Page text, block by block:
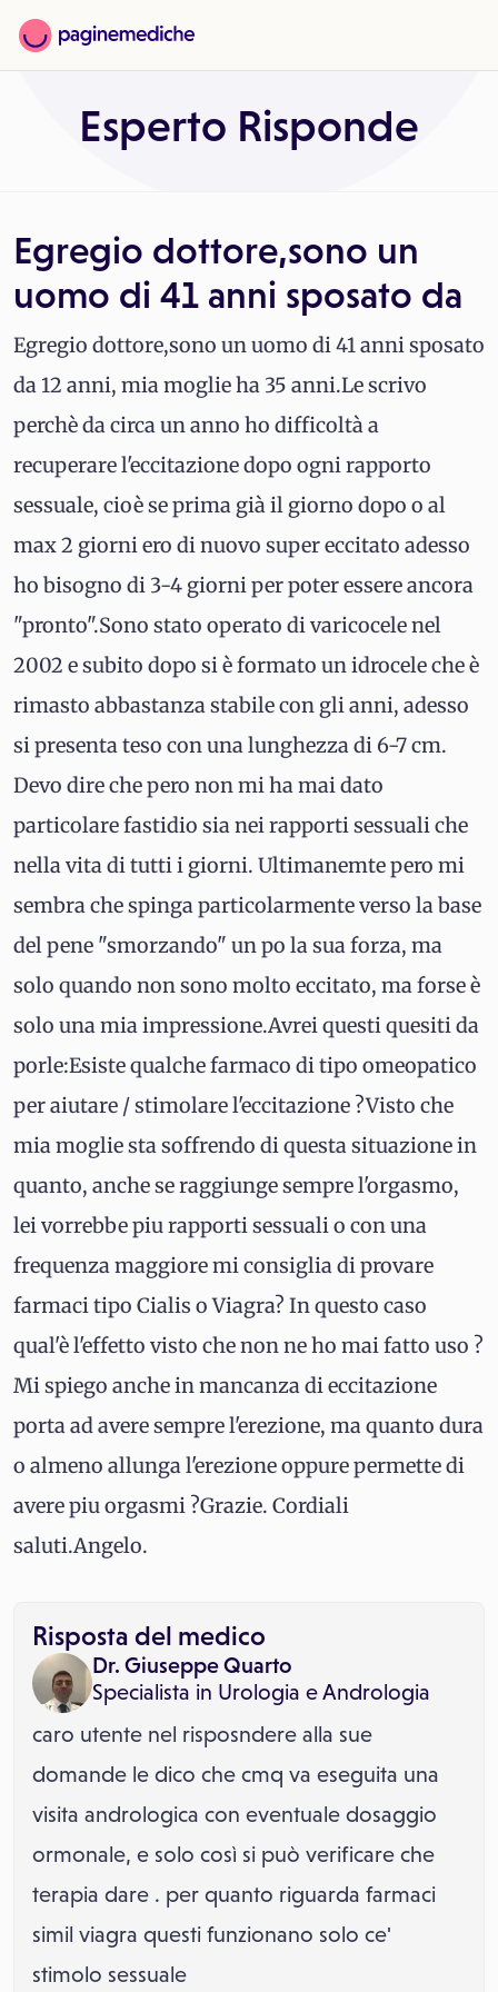
Esperto Risponde
Egregio dottore,sono un
uomo di 41 anni sposato da
Egregio dottore,sono un uomo di 41 anni sposato
da 12 anni, mia moglie ha 35 anni.Le scrivo
perchè da circa un anno ho difficoltà a
recuperare l'eccitazione dopo ogni rapporto
sessuale, cioè se prima già il giorno dopo o al
max 2 giorni ero di nuovo super eccitato adesso
ho bisogno di 3-4 giorni per poter essere ancora
"pronto".Sono stato operato di varicocele nel
2002 e subito dopo si è formato un idrocele che è
rimasto abbastanza stabile con gli anni, adesso
si presenta teso con una lunghezza di 6-7 cm.
Devo dire che pero non mi ha mai dato
particolare fastidio sia nei rapporti sessuali che
nella vita di tutti i giorni. Ultimanemte pero mi
sembra che spinga particolarmente verso la base
del pene "smorzando" un po la sua forza, ma
solo quando non sono molto eccitato, ma forse è
solo una mia impressione.Avrei questi quesiti da
porle:Esiste qualche farmaco di tipo omeopatico
per aiutare / stimolare l'eccitazione ?Visto che
mia moglie sta soffrendo di questa situazione in
quanto, anche se raggiunge sempre l'orgasmo,
lei vorrebbe piu rapporti sessuali o con una
frequenza maggiore mi consiglia di provare
farmaci tipo Cialis o Viagra? In questo caso
qual'è l'effetto visto che non ne ho mai fatto uso ?
Mi spiego anche in mancanza di eccitazione
porta ad avere sempre l'erezione, ma quanto dura
o almeno allunga l'erezione oppure permette di
avere piu orgasmi ?Grazie. Cordiali
saluti.Angelo.
Risposta del medico
Dr. Giuseppe Quarto
Specialista in Urologia eAndrologia
caro utente nel risposndere alla sue
domande le dico che cmq va eseguita una
visita andrologica con eventuale dosaggio
ormonale, e solo così si può verificare che
terapia dare . per quanto riguarda farmaci
simil viagra questi funzionano solo ce'
stimolo sessuale